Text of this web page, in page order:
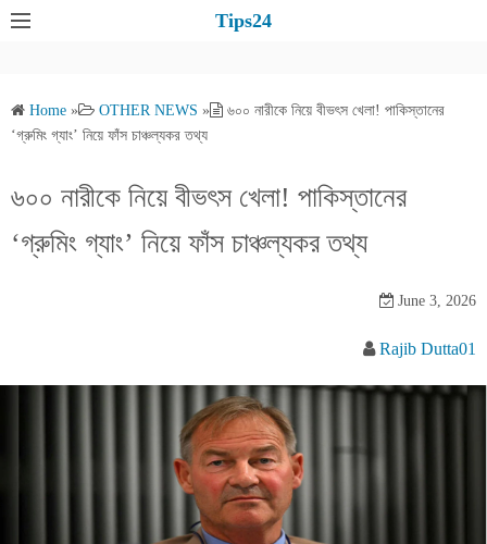
Tips24
Home » OTHER NEWS »
৬০০ নারীকে নিয়ে বীভৎস খেলা! পাকিস্তানের
‘গ্রুমিং গ্যাং’ নিয়ে ফাঁস চাঞ্চল্যকর তথ্য
৬০০ নারীকে নিয়ে বীভৎস খেলা! পাকিস্তানের
‘গ্রুমিং গ্যাং’ নিয়ে ফাঁস চাঞ্চল্যকর তথ্য
June 3, 2026
Rajib Dutta01